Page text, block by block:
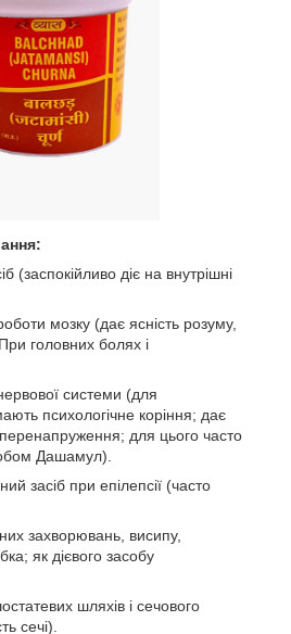
(заспокійливо діє на внутрішні
мозку (дає ясність розуму,
головних болях і
системи (для
психологічне коріння; дає
перенапруження; для цього часто
Дашамул).
засіб при епілепсії (часто
захворювань, висипу,
як дієвого засобу
шляхів і сечового
сечі).